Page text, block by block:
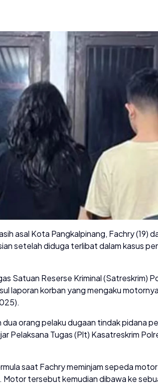
asal Kota Pangkalpinang, Fachry (19)
setelah diduga terlibat dalam kasus
Satuan Reserse Kriminal (Satreskrim)
laporan korban yang mengaku
dua orang pelaku dugaan tindak pidana
Pelaksana Tugas (Plt) Kasatreskrim
saat Fachry meminjam sepeda
tersebut kemudian dibawa ke